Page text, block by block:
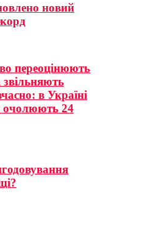
новий
переоцінюють
в Україні
очолюють 24